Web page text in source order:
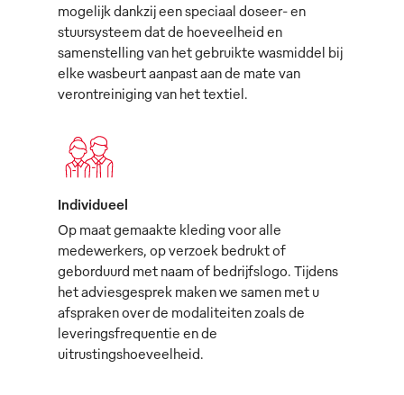
mogelijk dankzij een speciaal doseer- en
stuursysteem dat de hoeveelheid en
samenstelling van het gebruikte wasmiddel bij
elke wasbeurt aanpast aan de mate van
verontreiniging van het textiel.
Individueel
Op maat gemaakte kleding voor alle
medewerkers, op verzoek bedrukt of
geborduurd met naam of bedrijfslogo. Tijdens
het adviesgesprek maken we samen met u
afspraken over de modaliteiten zoals de
leveringsfrequentie en de
uitrustingshoeveelheid.